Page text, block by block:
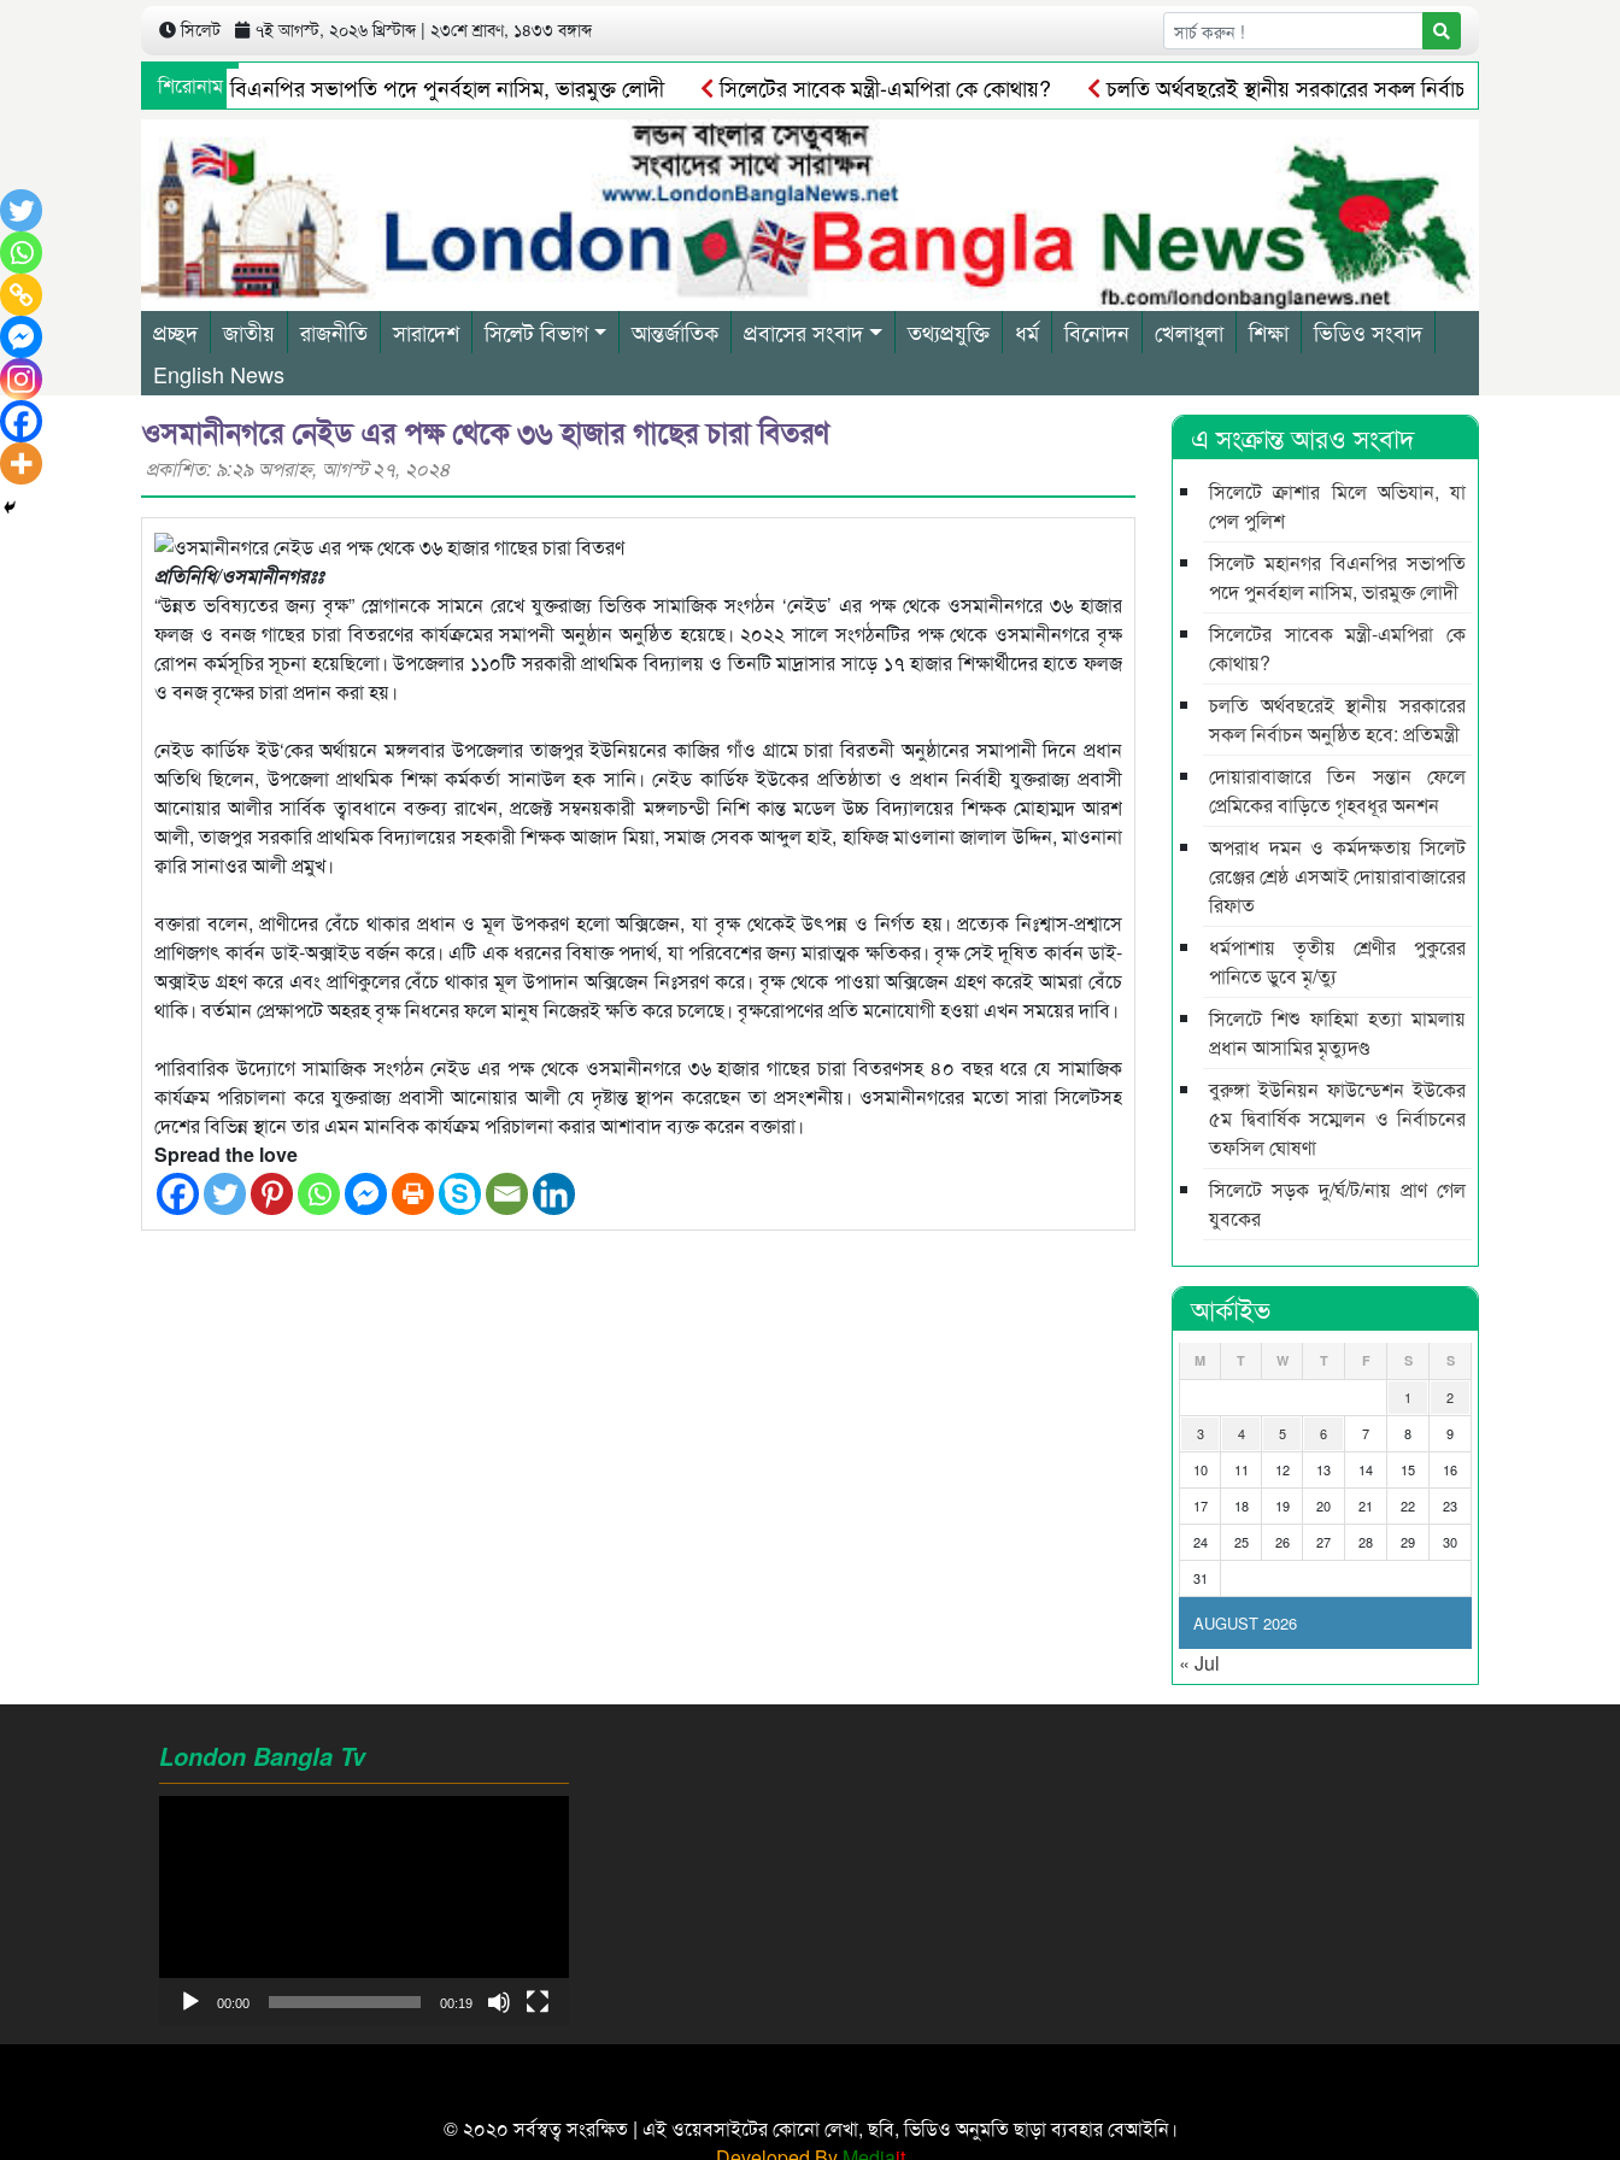
সিলেট ৭ই আগস্ট, ২০২৬ খ্রিস্টাব্দ | ২৩শে শ্রাবণ, ১৪৩৩ বঙ্গাব্দ
শিরোনাম
সিলেট মহানগর বিএনপির সভাপতি পদে পুনর্বহাল নাসিম, ভারমুক্ত লোদী সিলেটের সাবেক মন্ত্রী-এমপিরা কে কোথায়?
চলতি অর্থবছরেই স্থানীয় সরকারের সকল নির্বাচন অনুষ্ঠিত হবে:
গণমাধ্যমে সংবাদ প্রকাশের পর সিলেট টিটিসির প্রতারক ড্রাইভার বিল্লাল আটক
সিলেটে গরুর পচা মাংস বিক্রির দায়ে এক ব্যবসায়ীকে জরিমানা
প্রচ্ছদ জাতীয় রাজনীতি সারাদেশ সিলেট বিভাগ আন্তর্জাতিক প্রবাসের সংবাদ তথ্যপ্রযুক্তি ধর্ম বিনোদন খেলাধুলা শিক্ষা
ভিডিও সংবাদ
English News
ওসমানীনগরে নেইড এর পক্ষ থেকে ৩৬ হাজার গাছের চারা বিতরণ
প্রকাশিত: ৯:২৯ অপরাহ্ণ, আগস্ট ২৭, ২০২৪
প্রতিনিধি/ওসমানীনগরঃঃ
“উন্নত ভবিষ্যতের জন্য বৃক্ষ” স্লোগানকে সামনে রেখে যুক্তরাজ্য ভিত্তিক সামাজিক সংগঠন ‘নেইড’ এর পক্ষ থেকে ওসমানীনগরে ৩৬ হাজার
ফলজ ও বনজ গাছের চারা বিতরণের কার্যক্রমের সমাপনী অনুষ্ঠান অনুষ্ঠিত হয়েছে। ২০২২ সালে সংগঠনটির পক্ষ থেকে ওসমানীনগরে বৃক্ষ
রোপন কর্মসূচির সূচনা হয়েছিলো। উপজেলার ১১০টি সরকারী প্রাথমিক বিদ্যালয় ও তিনটি মাদ্রাসার সাড়ে ১৭ হাজার শিক্ষার্থীদের হাতে ফলজ
ও বনজ বৃক্ষের চারা প্রদান করা হয়।
নেইড কার্ডিফ ইউ‘কের অর্থায়নে মঙ্গলবার উপজেলার তাজপুর ইউনিয়নের কাজির গাঁও গ্রামে চারা বিরতনী অনুষ্ঠানের সমাপানী দিনে প্রধান
অতিথি ছিলেন, উপজেলা প্রাথমিক শিক্ষা কর্মকর্তা সানাউল হক সানি। নেইড কার্ডিফ ইউকের প্রতিষ্ঠাতা ও প্রধান নির্বাহী যুক্তরাজ্য প্রবাসী
আনোয়ার আলীর সার্বিক ত্বাবধানে বক্তব্য রাখেন, প্রজেক্ট সম্বনয়কারী মঙ্গলচন্ডী নিশি কান্ত মডেল উচ্চ বিদ্যালয়ের শিক্ষক মোহাম্মদ আরশ
আলী, তাজপুর সরকারি প্রাথমিক বিদ্যালয়ের সহকারী শিক্ষক আজাদ মিয়া, সমাজ সেবক আব্দুল হাই, হাফিজ মাওলানা জালাল উদ্দিন, মাওনানা
ক্বারি সানাওর আলী প্রমুখ।
বক্তারা বলেন, প্রাণীদের বেঁচে থাকার প্রধান ও মূল উপকরণ হলো অক্সিজেন, যা বৃক্ষ থেকেই উৎপন্ন ও নির্গত হয়। প্রত্যেক নিঃশ্বাস-প্রশ্বাসে
প্রাণিজগৎ কার্বন ডাই-অক্সাইড বর্জন করে। এটি এক ধরনের বিষাক্ত পদার্থ, যা পরিবেশের জন্য মারাত্মক ক্ষতিকর। বৃক্ষ সেই দূষিত কার্বন ডাই-
অক্সাইড গ্রহণ করে এবং প্রাণিকুলের বেঁচে থাকার মূল উপাদান অক্সিজেন নিঃসরণ করে। বৃক্ষ থেকে পাওয়া অক্সিজেন গ্রহণ করেই আমরা বেঁচে
থাকি। বর্তমান প্রেক্ষাপটে অহরহ বৃক্ষ নিধনের ফলে মানুষ নিজেরই ক্ষতি করে চলেছে। বৃক্ষরোপণের প্রতি মনোযোগী হওয়া এখন সময়ের দাবি।
পারিবারিক উদ্যোগে সামাজিক সংগঠন নেইড এর পক্ষ থেকে ওসমানীনগরে ৩৬ হাজার গাছের চারা বিতরণসহ ৪০ বছর ধরে যে সামাজিক
কার্যক্রম পরিচালনা করে যুক্তরাজ্য প্রবাসী আনোয়ার আলী যে দৃষ্টান্ত স্থাপন করেছেন তা প্রসংশনীয়। ওসমানীনগরের মতো সারা সিলেটসহ
দেশের বিভিন্ন স্থানে তার এমন মানবিক কার্যক্রম পরিচালনা করার আশাবাদ ব্যক্ত করেন বক্তারা।
Spread the love
এ সংক্রান্ত আরও সংবাদ
সিলেটে ক্রাশার মিলে অভিযান, যা
পেল পুলিশ
সিলেট মহানগর বিএনপির সভাপতি
পদে পুনর্বহাল নাসিম, ভারমুক্ত লোদী
সিলেটের সাবেক মন্ত্রী-এমপিরা কে
কোথায়?
চলতি অর্থবছরেই স্থানীয় সরকারের
সকল নির্বাচন অনুষ্ঠিত হবে: প্রতিমন্ত্রী
দোয়ারাবাজারে তিন সন্তান ফেলে
প্রেমিকের বাড়িতে গৃহবধূর অনশন
অপরাধ দমন ও কর্মদক্ষতায় সিলেট
রেঞ্জের শ্রেষ্ঠ এসআই দোয়ারাবাজারের
রিফাত
ধর্মপাশায় তৃতীয় শ্রেণীর পুকুরের
পানিতে ডুবে মৃ/ত্যু
সিলেটে শিশু ফাহিমা হত্যা মামলায়
প্রধান আসামির মৃত্যুদণ্ড
বুরুঙ্গা ইউনিয়ন ফাউন্ডেশন ইউকের
৫ম দ্বিবার্ষিক সম্মেলন ও নির্বাচনের
তফসিল ঘোষণা
সিলেটে সড়ক দু/র্ঘ/ট/নায় প্রাণ গেল
যুবকের
আর্কাইভ
AUGUST 2026
M T W T F S S
1
2
3
4 5 6 7 8
9
10
11 12 13 14 15
16
17
18 19 20 21 22
23
24
25 26 27 28 29
30
31
« Jul
London Bangla Tv
00:00 00:19
© ২০২০ সর্বস্বত্ব সংরক্ষিত | এই ওয়েবসাইটের কোনো লেখা, ছবি, ভিডিও অনুমতি ছাড়া ব্যবহার বেআইনি।